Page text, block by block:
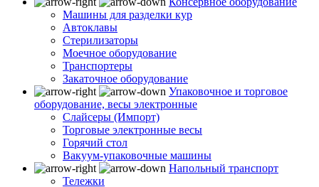
Машины для разделки кур
Автоклавы
Стерилизаторы
Моечное оборудование
Транспортеры
Закаточное оборудование
Упаковочное и торговое
оборудование, весы электронные
Слайсеры (Импорт)
Торговые электронные весы
Горячий стол
Вакуум-упаковочные машины
Напольный транспорт
Тележки